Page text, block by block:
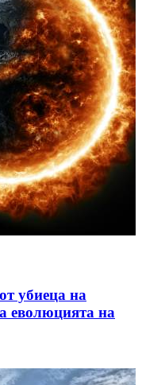
убиеца на
еволюцията на